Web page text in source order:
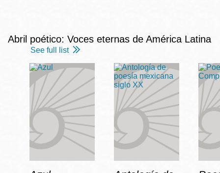
Abril poético: Voces eternas de América Latina
See full list